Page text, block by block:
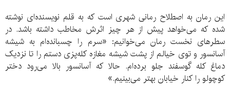
این رمان به اصطلاح رمانی شهری است که به قلم نویسنده‌ای نوشته
شده که می‌خواهد پیش از هر چیز اثرش مخاطب داشته باشد. در
سطرهای نخست رمان می‌خوانیم: «سرم را چسبانده‌ام به شیشه
آسانسور و توی خیالم از پشت شیشه مغازه کله‌پزی دستم را تا نزدیک
دماغ کله گوسفند جلو برده‌ام. حالا که آسانسور بالا می‌رود دختر
کوچولو را کنار خیابان بهتر می‌بینیم.»